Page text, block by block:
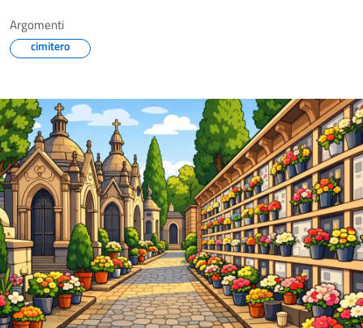
Argomenti
cimitero